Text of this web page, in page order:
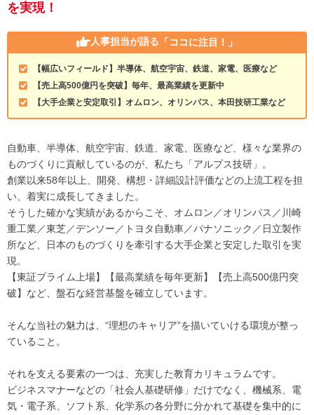
を実現！
人事担当が語る 「ココに注目！」
【幅広いフィールド】半導体、航空宇宙、鉄道、家電、医療など
【売上高500億円を突破】毎年、最高業績を更新中
【大手企業と安定取引】オムロン、オリンパス、本田技研工業など
自動車、半導体、航空宇宙、鉄道、家電、医療など、様々な業界の
ものづくりに貢献しているのが、私たち「アルプス技研」。
創業以来58年以上、開発、構想・詳細設計評価などの上流工程を担
い、着実に成長してきました。
そうした確かな実績があるからこそ、オムロン／オリンパス／川崎
重工業／東芝／デンソー／トヨタ自動車／パナソニック／日立製作
所など、日本のものづくりを牽引する大手企業と安定した取引を実
現。
【東証プライム上場】【最高業績を毎年更新】【売上高500億円突
破】など、盤石な経営基盤を確立しています。
そんな当社の魅力は、“理想のキャリア”を描いていける環境が整っ
ていること。
それを支える要素の一つは、充実した教育カリキュラムです。
ビジネスマナーなどの「社会人基礎研修」だけでなく、機械系、電
気・電子系、ソフト系、化学系の各分野に分かれて基礎を集中的に